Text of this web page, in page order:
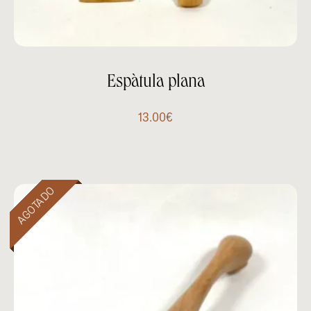
Espàtula plana
13.00€